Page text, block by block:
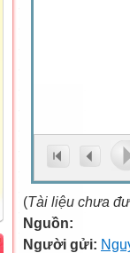
(Tài liệu chưa
Nguồn:
Người gửi: